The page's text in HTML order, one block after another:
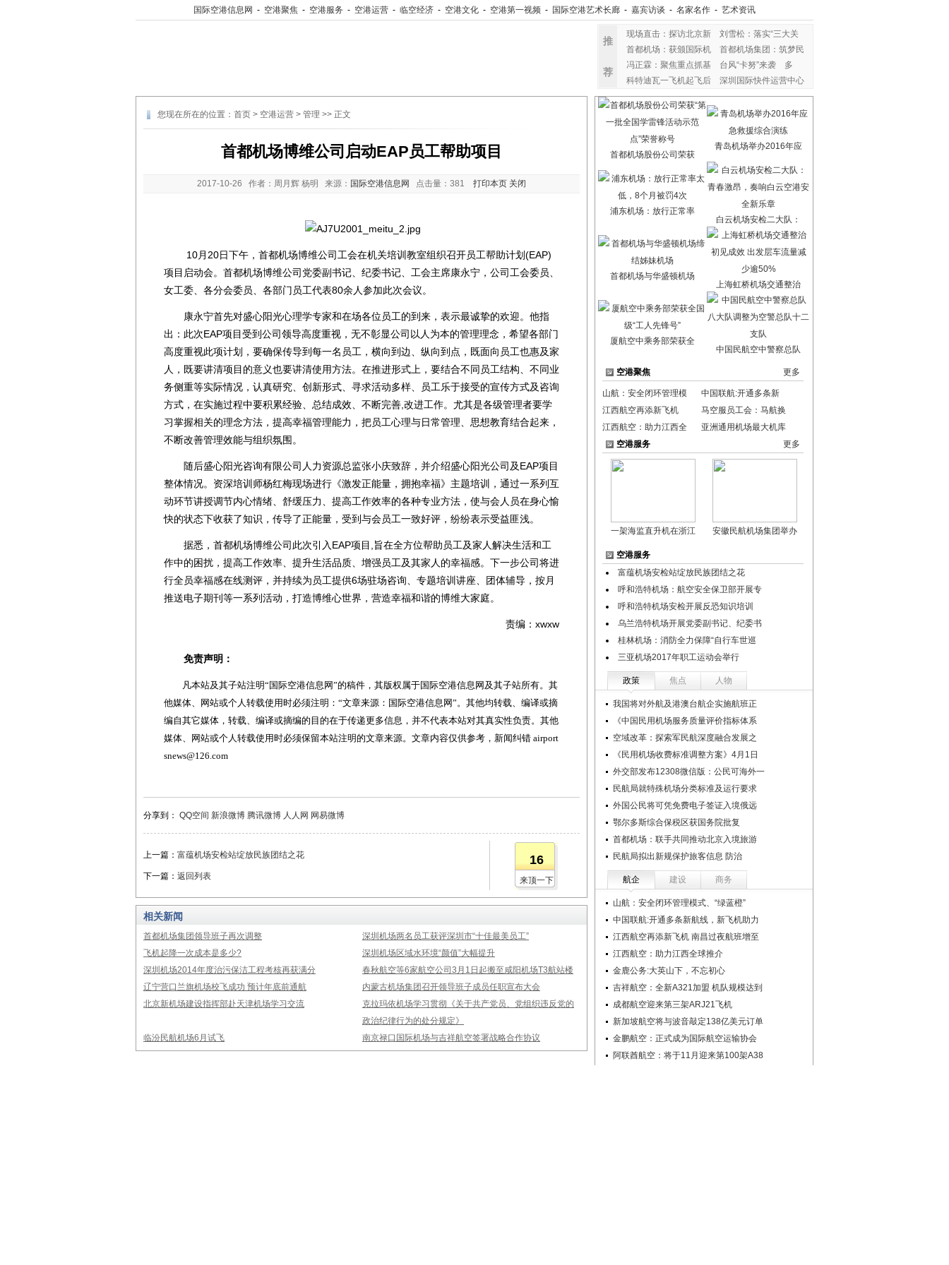
国际空港信息网 - 空港聚焦 - 空港服务 - 空港运营 - 临空经济 - 空港文化 - 空港第一视频 - 国际空港艺术长廊 - 嘉宾访谈 - 名家名作 - 艺术资讯
推
荐
现场直击：探访北京新
刘雪松：落实“三大关
首都机场：获颁国际机
首都机场集团：筑梦民
冯正霖：聚焦重点抓基
台风“卡努”来袭 多
科特迪瓦一飞机起飞后
深圳国际快件运营中心
您现在所在的位置： 首页 > 空港运营 > 管理 >> 正文
首都机场博维公司启动EAP员工帮助项目
2017-10-26 作者：周月辉 杨明 来源： 国际空港信息网 点击量： 381 打印本页 关闭
10月20日下午，首都机场博维公司工会在机关培训教室组织召开员工帮助计划(EAP)
项目启动会。首都机场博维公司党委副书记、纪委书记、工会主席康永宁，公司工会委员、
女工委、各分会委员、各部门员工代表80余人参加此次会议。
康永宁首先对盛心阳光心理学专家和在场各位员工的到来，表示最诚挚的欢迎。他指
出：此次EAP项目受到公司领导高度重视，无不彰显公司以人为本的管理理念，希望各部门
高度重视此项计划，要确保传导到每一名员工，横向到边、纵向到点，既面向员工也惠及家
人，既要讲清项目的意义也要讲清使用方法。在推进形式上，要结合不同员工结构、不同业
务侧重等实际情况，认真研究、创新形式、寻求活动多样、员工乐于接受的宣传方式及咨询
方式，在实施过程中要积累经验、总结成效、不断完善,改进工作。尤其是各级管理者要学
习掌握相关的理念方法，提高幸福管理能力，把员工心理与日常管理、思想教育结合起来，
不断改善管理效能与组织氛围。
随后盛心阳光咨询有限公司人力资源总监张小庆致辞，并介绍盛心阳光公司及EAP项目
整体情况。资深培训师杨红梅现场进行《激发正能量，拥抱幸福》主题培训，通过一系列互
动环节讲授调节内心情绪、舒缓压力、提高工作效率的各种专业方法，使与会人员在身心愉
快的状态下收获了知识，传导了正能量，受到与会员工一致好评，纷纷表示受益匪浅。
据悉，首都机场博维公司此次引入EAP项目,旨在全方位帮助员工及家人解决生活和工
作中的困扰，提高工作效率、提升生活品质、增强员工及其家人的幸福感。下一步公司将进
行全员幸福感在线测评，并持续为员工提供6场驻场咨询、专题培训讲座、团体辅导，按月
推送电子期刊等一系列活动，打造博维心世界，营造幸福和谐的博维大家庭。
责编：xwxw
免责声明：
凡本站及其子站注明“国际空港信息网”的稿件，其版权属于国际空港信息网及其子站所有。其
他媒体、网站或个人转载使用时必须注明：“文章来源：国际空港信息网”。其他均转载、编译或摘
编自其它媒体，转载、编译或摘编的目的在于传递更多信息，并不代表本站对其真实性负责。其他
媒体、网站或个人转载使用时必须保留本站注明的文章来源。文章内容仅供参考，新闻纠错 airport
snews@126.com
分享到： QQ空间 新浪微博 腾讯微博 人人网 网易微博
上一篇： 富蕴机场安检站绽放民族团结之花
下一篇： 返回列表
16
来顶一下
相关新闻
首都机场集团领导班子再次调整
深圳机场两名员工获评深圳市“十佳最美员工”
飞机起降一次成本是多少?
深圳机场区域水环境“颜值”大幅提升
深圳机场2014年度治污保洁工程考核再获满分
春秋航空等6家航空公司3月1日起搬至咸阳机场T3航站楼
辽宁营口兰旗机场校飞成功 预计年底前通航
内蒙古机场集团召开领导班子成员任职宣布大会
北京新机场建设指挥部赴天津机场学习交流
克拉玛依机场学习贯彻《关于共产党员、党组织违反党的
政治纪律行为的处分规定》
临汾民航机场6月试飞
南京禄口国际机场与吉祥航空签署战略合作协议
首都机场股份公司荣获
青岛机场举办2016年应
浦东机场：放行正常率
白云机场安检二大队：
首都机场与华盛顿机场
上海虹桥机场交通整治
厦航空中乘务部荣获全
中国民航空中警察总队
空港聚焦 更多
山航：安全闭环管理模
中国联航:开通多条新
江西航空再添新飞机
马空服员工会：马航换
江西航空：助力江西全
亚洲通用机场最大机库
空港服务
更多
一架海监直升机在浙江 安徽民航机场集团举办
空港服务
富蕴机场安检站绽放民族团结之花
呼和浩特机场：航空安全保卫部开展专
呼和浩特机场安检开展反恐知识培训
乌兰浩特机场开展党委副书记、纪委书
桂林机场：消防全力保障“自行车世巡
三亚机场2017年职工运动会举行
政策 焦点 人物
我国将对外航及港澳台航企实施航班正
《中国民用机场服务质量评价指标体系
空域改革：探索军民航深度融合发展之
《民用机场收费标准调整方案》4月1日
外交部发布12308微信版：公民可海外一
民航局就特殊机场分类标准及运行要求
外国公民将可凭免费电子签证入境俄远
鄂尔多斯综合保税区获国务院批复
首都机场：联手共同推动北京入境旅游
民航局拟出新规保护旅客信息 防治
航企 建设 商务
山航：安全闭环管理模式、“绿蓝橙”
中国联航:开通多条新航线，新飞机助力
江西航空再添新飞机 南昌过夜航班增至
江西航空：助力江西全球推介
金鹿公务:大英山下，不忘初心
吉祥航空：全新A321加盟 机队规模达到
成都航空迎来第三架ARJ21飞机
新加坡航空将与波音敲定138亿美元订单
金鹏航空：正式成为国际航空运输协会
阿联酋航空：将于11月迎来第100架A38